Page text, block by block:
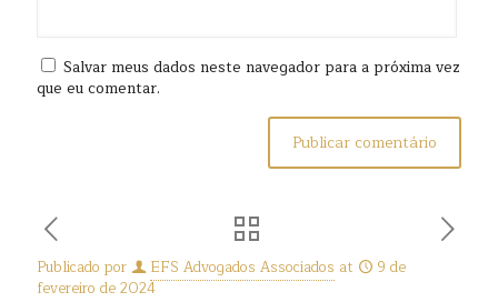
Salvar meus dados neste navegador para a próxima vez
que eu comentar.
Publicado por EFS Advogados Associados at
9 de
fevereiro de 2024